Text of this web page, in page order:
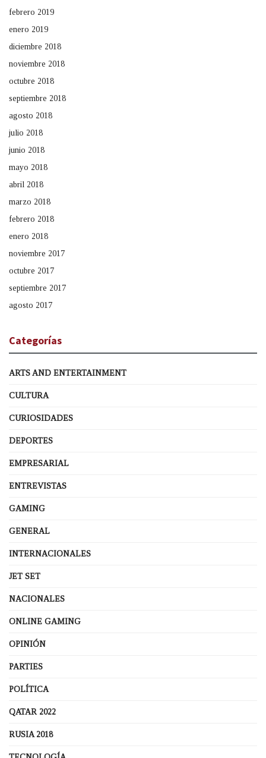
febrero 2019
enero 2019
diciembre 2018
noviembre 2018
octubre 2018
septiembre 2018
agosto 2018
julio 2018
junio 2018
mayo 2018
abril 2018
marzo 2018
febrero 2018
enero 2018
noviembre 2017
octubre 2017
septiembre 2017
agosto 2017
Categorías
ARTS AND ENTERTAINMENT
CULTURA
CURIOSIDADES
DEPORTES
EMPRESARIAL
ENTREVISTAS
GAMING
GENERAL
INTERNACIONALES
JET SET
NACIONALES
ONLINE GAMING
OPINIÓN
PARTIES
POLÍTICA
QATAR 2022
RUSIA 2018